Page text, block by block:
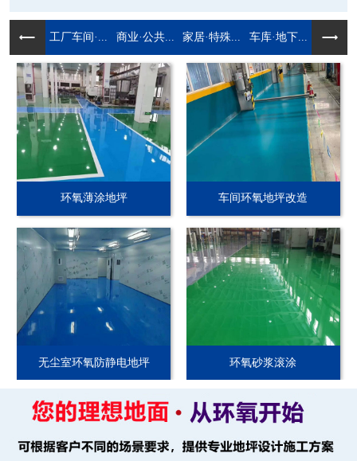
工厂车间·... 商业·公共... 家居·特殊... 车库·地下...
环氧薄涂地坪 车间环氧地坪改造
无尘室环氧防静电地坪 环氧砂浆滚涂